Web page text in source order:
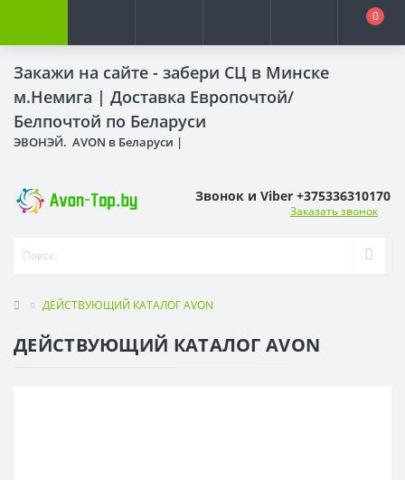
Закажи на сайте - забери СЦ в Минске
м.Немига | Доставка Европочтой/
Белпочтой по Беларуси
ЭВОНЭЙ. AVON в Беларуси |
0
Звонок и Viber +375336310170
Заказать звонок
ДЕЙСТВУЮЩИЙ КАТАЛОГ AVON
ДЕЙСТВУЮЩИЙ КАТАЛОГ AVON